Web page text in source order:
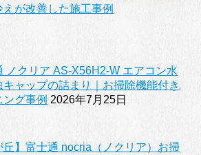
が改善した施工事例
ノクリア AS-X56H2-W エアコン水
ャップの詰まり｜お掃除機能付き
グ事例 2026年7月25日
丘】富士通 nocria（ノクリア）お掃